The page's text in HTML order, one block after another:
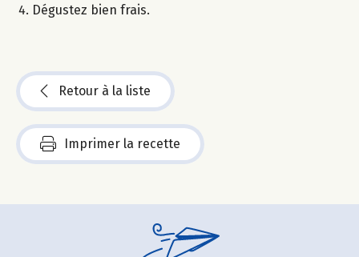
Dégustez bien frais.
Retour à la liste
Imprimer la recette